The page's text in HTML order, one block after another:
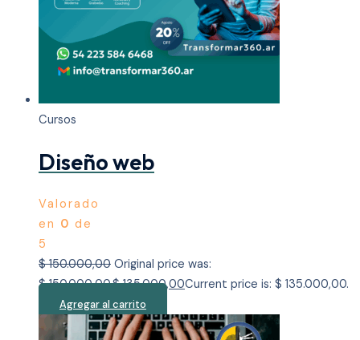
Cursos
Diseño web
Valorado
en 0 de
5
$150.000,00 Original price was:
$ 150.000,00.$135.000,00Current price is: $ 135.000,00.
Agregar al carrito